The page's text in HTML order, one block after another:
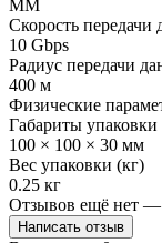
MM
Скорость передачи
10 Gbps
Радиус передачи
400 м
Физические
Габариты
100 × 100 × 30 мм
Вес упаковки (кг)
0.25 кг
Отзывов ещё нет —
Написать отзыв